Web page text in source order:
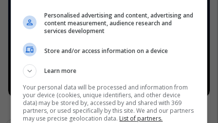
Personalised advertising and content, advertising and
content measurement, audience research and
services development
Store and/or access information on a device
Learn more
Your personal data will be processed and information from
your device (cookies, unique identifiers, and other device
data) may be stored by, accessed by and shared with 369
partners, or used specifically by this site. We and our partners
may use precise geolocation data. List of partners.